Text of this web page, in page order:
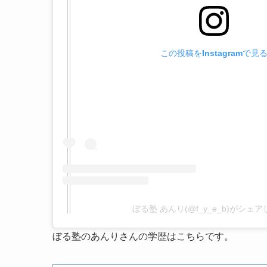
この投稿をInstagramで見る
ぼる塾 あんり(@f_y_e_b)がシェア
ぼる塾のあんりさんの学歴はこちらです。